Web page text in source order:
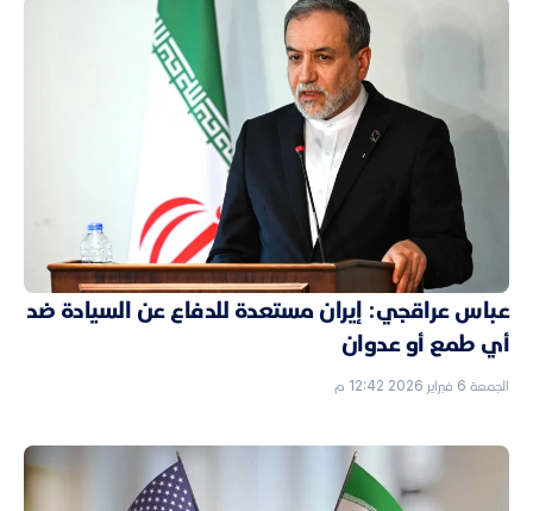
عباس عراقجي: إيران مستعدة للدفاع عن السيادة ضد
أي طمع أو عدوان
الجمعة 6 فبراير 2026 12:42 م